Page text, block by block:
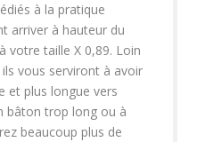
à la pratique
arriver à hauteur du
votre taille X 0,89. Loin
ils vous serviront à avoir
et plus longue vers
bâton trop long ou à
beaucoup plus de